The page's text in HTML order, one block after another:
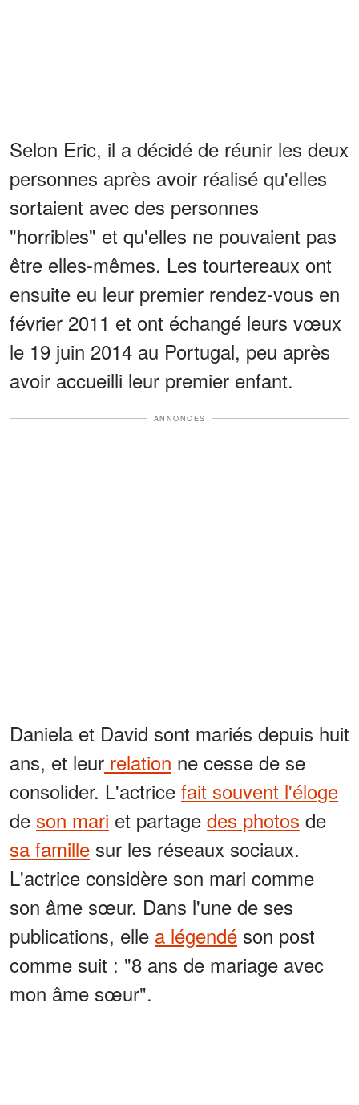
Selon Eric, il a décidé de réunir les deux
personnes après avoir réalisé qu'elles
sortaient avec des personnes
"horribles" et qu'elles ne pouvaient pas
être elles-mêmes. Les tourtereaux ont
ensuite eu leur premier rendez-vous en
février 2011 et ont échangé leurs vœux
le 19 juin 2014 au Portugal, peu après
avoir accueilli leur premier enfant.
ANNONCES
Daniela et David sont mariés depuis huit
ans, et leur relation ne cesse de se
consolider. L'actrice fait souvent l'éloge
de son mari et partage des photos de
sa famille sur les réseaux sociaux.
L'actrice considère son mari comme
son âme sœur. Dans l'une de ses
publications, elle a légendé son post
comme suit : "8 ans de mariage avec
mon âme sœur".